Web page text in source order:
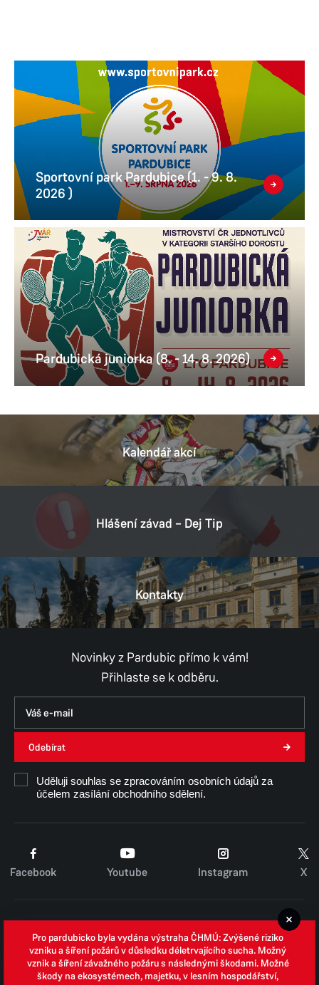
Sportovní park Pardubice (1. - 9. 8.
2026 )
Pardubická juniorka (8. - 14. 8. 2026)
Kalendář akcí
Hlášení závad – Dej Tip
Kontakty
Novinky z Pardubic přímo k vám!
Přihlaste se k odběru.
Odebírat
Uděluji souhlas se zpracováním osobních údajů za
účelem zasílání obchodního sdělení.
Facebook Youtube Instagram X
Zpracování osobních údajů
Whistleblowing
Pro pardubicko byla vydána výstraha ČHMÚ: Zvýšené riziko
vzniku a šíření požárů v důsledku déletrvajícího sucha. Možný
vznik a šíření závažného požáru s následnými škodami. Možné
škody na ekosystémech, majetku, v lesním hospodářství,